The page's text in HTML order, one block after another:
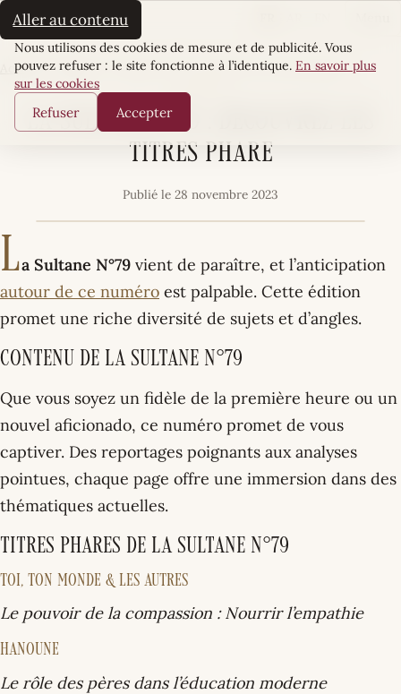
Aller au contenu
La Sultane
Accueil·Le mag· La Sultane N°79 : Découvrez les titres phare
La Sultane N°79 : Découvrez les
titres phare
Publié le 28 novembre 2023
La Sultane N°79 vient de paraître, et l’anticipation
autour de ce numéro est palpable. Cette édition
promet une riche diversité de sujets et d’angles.
Contenu de La Sultane N°79
Que vous soyez un fidèle de la première heure ou un
nouvel aficionado, ce numéro promet de vous
captiver. Des reportages poignants aux analyses
pointues, chaque page offre une immersion dans des
thématiques actuelles.
Titres phares de La Sultane N°79
TOI, TON MONDE & LES AUTRES
Le pouvoir de la compassion : Nourrir l’empathie
HANOUNE
Le rôle des pères dans l’éducation moderne
Cookies
Nous utilisons des cookies de mesure et de publicité. Vous
pouvez refuser : le site fonctionne à l’identique. En savoir plus
sur les cookies
Refuser Accepter